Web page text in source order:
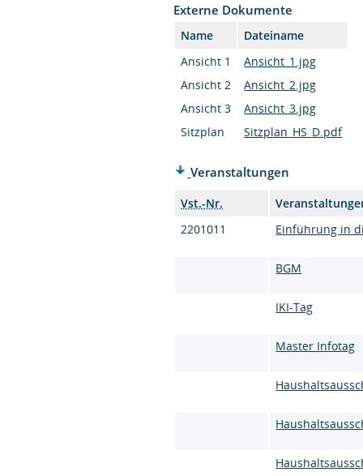
Externe Dokumente
Name
Dateiname
Ansicht 1
Ansicht_1.jpg
Ansicht 2
Ansicht_2.jpg
Ansicht 3
Ansicht_3.jpg
Sitzplan
Sitzplan_HS_D.pdf
Veranstaltungen
Vst.-Nr.
2201011
Einführung in
BGM
IKI-Tag
Master Infotag